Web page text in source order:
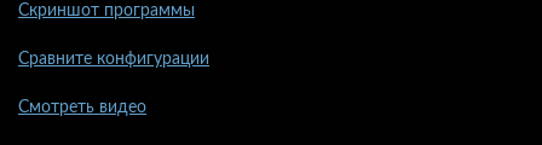
Скриншот программы
Сравните конфигурации
Смотреть видео